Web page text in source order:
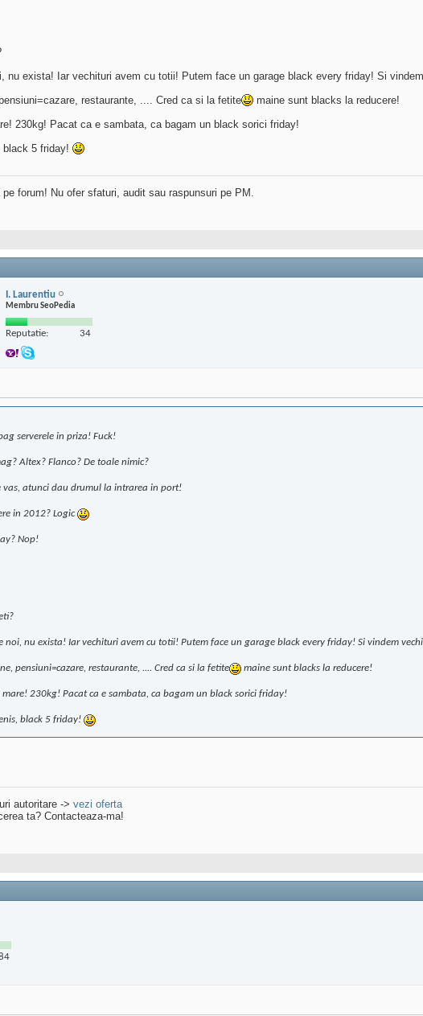
nu exista! Iar vechituri avem cu totii! Putem face un garage black every friday! Si
restaurante, .... Cred ca si la fetite
maine sunt blacks la reducere!
230kg! Pacat ca e sambata, ca bagam un black sorici friday!
5 friday!
forum! Nu ofer sfaturi, audit sau raspunsuri pe PM.
I. Laurentiu
Membru SeoPedia
Reputatie: 34
serverele in priza! Fuck!
Altex? Flanco? De toale nimic?
vas, atunci dau drumul la intrarea in port!
in 2012? Logic
Nop!
noi, nu exista! Iar vechituri avem cu totii! Putem face un garage black every friday! Si vindem
pensiuni=cazare, restaurante, .... Cred ca si la fetite maine sunt blacks la reducere!
230kg! Pacat ca e sambata, ca bagam un black sorici friday!
black 5 friday!
autoritare -> vezi oferta
ta? Contacteaza-ma!